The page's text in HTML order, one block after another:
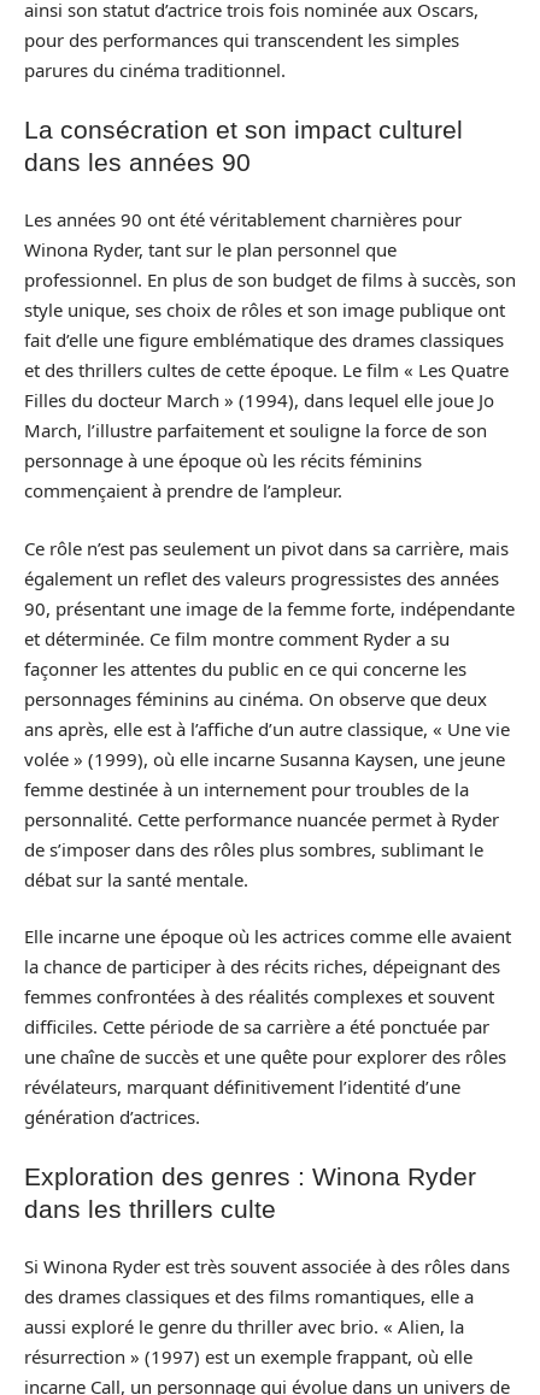
ainsi son statut d’actrice trois fois nominée aux Oscars,
pour des performances qui transcendent les simples
parures du cinéma traditionnel.
La consécration et son impact culturel
dans les années 90
Les années 90 ont été véritablement charnières pour
Winona Ryder, tant sur le plan personnel que
professionnel. En plus de son budget de films à succès, son
style unique, ses choix de rôles et son image publique ont
fait d’elle une figure emblématique des drames classiques
et des thrillers cultes de cette époque. Le film « Les Quatre
Filles du docteur March » (1994), dans lequel elle joue Jo
March, l’illustre parfaitement et souligne la force de son
personnage à une époque où les récits féminins
commençaient à prendre de l’ampleur.
Ce rôle n’est pas seulement un pivot dans sa carrière, mais
également un reflet des valeurs progressistes des années
90, présentant une image de la femme forte, indépendante
et déterminée. Ce film montre comment Ryder a su
façonner les attentes du public en ce qui concerne les
personnages féminins au cinéma. On observe que deux
ans après, elle est à l’affiche d’un autre classique, « Une vie
volée » (1999), où elle incarne Susanna Kaysen, une jeune
femme destinée à un internement pour troubles de la
personnalité. Cette performance nuancée permet à Ryder
de s’imposer dans des rôles plus sombres, sublimant le
débat sur la santé mentale.
Elle incarne une époque où les actrices comme elle avaient
la chance de participer à des récits riches, dépeignant des
femmes confrontées à des réalités complexes et souvent
difficiles. Cette période de sa carrière a été ponctuée par
une chaîne de succès et une quête pour explorer des rôles
révélateurs, marquant définitivement l’identité d’une
génération d’actrices.
Exploration des genres : Winona Ryder
dans les thrillers culte
Si Winona Ryder est très souvent associée à des rôles dans
des drames classiques et des films romantiques, elle a
aussi exploré le genre du thriller avec brio. « Alien, la
résurrection » (1997) est un exemple frappant, où elle
incarne Call, un personnage qui évolue dans un univers de